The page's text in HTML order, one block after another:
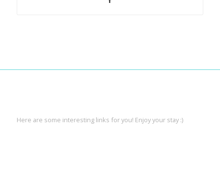
Here are some interesting links for you! Enjoy your stay :)